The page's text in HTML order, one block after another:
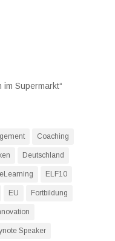
Supermarkt“
Coaching
Deutschland
eLearning ELF10
EU Fortbildung
Speaker